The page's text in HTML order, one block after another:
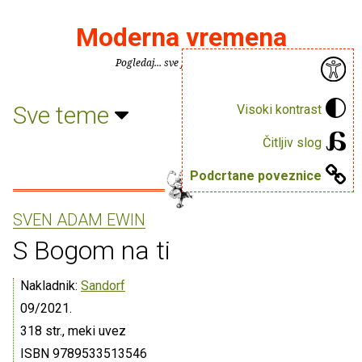
Visoki kontrast
Čitljiv slog
Podcrtane poveznice
Moderna vremena
Pogledaj... sve je puno knjiga.
Sve teme
SVEN ADAM EWIN
S Bogom na ti
Nakladnik: Sandorf
09/2021.
318 str., meki uvez
ISBN 9789533513546